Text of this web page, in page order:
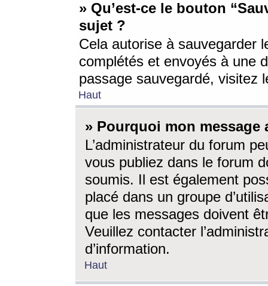
» Qu’est-ce le bouton
sujet ?
Cela autorise à sauvegarder
complétés et envoyés à une
passage sauvegardé, visitez
Haut
» Pourquoi mon message
L’administrateur du forum
vous publiez dans le forum
soumis. Il est également
placé dans un groupe
que les messages doivent
Veuillez contacter
d’information.
Haut